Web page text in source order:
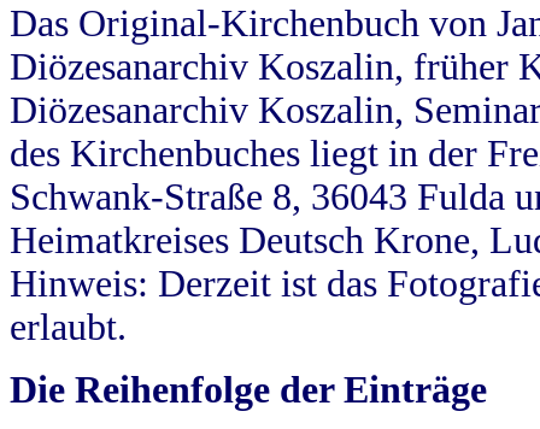
Das Original-Kirchenbuch von
Diözesanarchiv Koszalin, früher
Diözesanarchiv Koszalin,
des Kirchenbuches liegt in der
Schwank-Straße 8, 36043 Fulda
Heimatkreises Deutsch Krone,
Hinweis: Derzeit ist das
erlaubt.
Die Reihenfolge der Einträge